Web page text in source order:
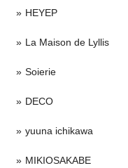
HEYEP
La Maison de Lyllis
Soierie
DECO
yuuna ichikawa
MIKIOSAKABE